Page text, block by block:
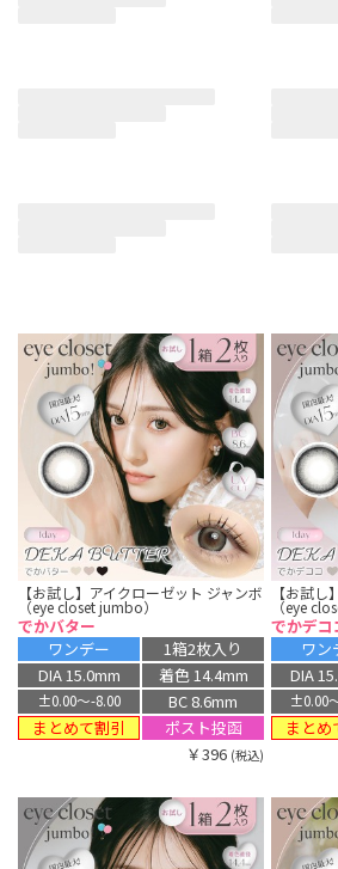
【お試し】アイクローゼット ジャンボ
（eye closet jumbo）
でかバター
ワンデー
1箱2枚入り
DIA 15.0mm
着色 14.4mm
±0.00〜-8.00
BC 8.6mm
まとめて割引
ポスト投函
￥396 (税込)
【お試
（eye
でかデコ
ワン
DIA
±0.00
まとめ